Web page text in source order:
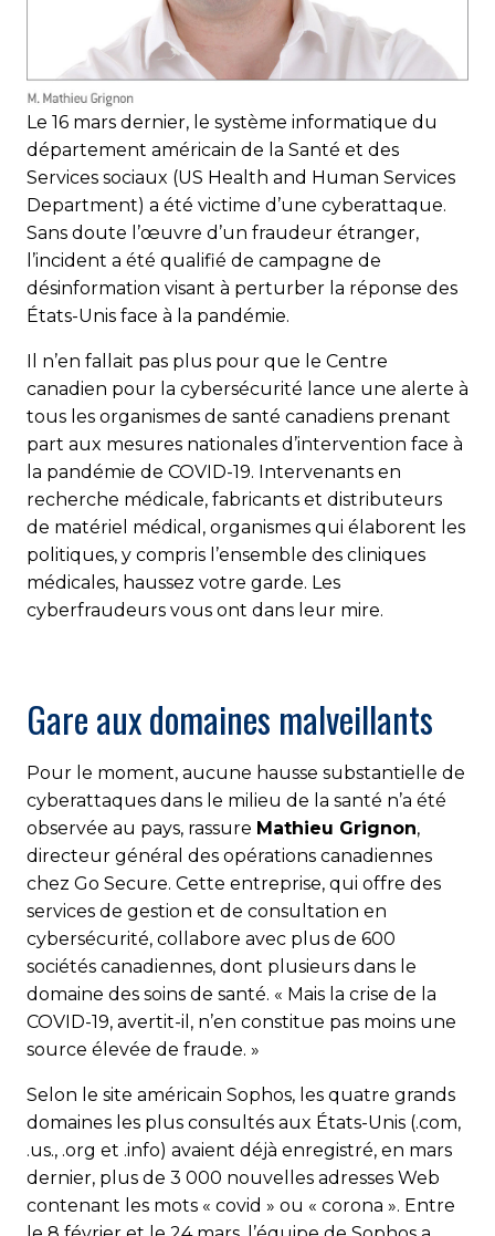
Le 16 mars dernier, le système informatique du
département américain de la Santé et des
Services sociaux (US Health and Human Services
Department) a été victime d’une cyberattaque.
Sans doute l’œuvre d’un fraudeur étranger,
l’incident a été qualifié de campagne de
désinformation visant à perturber la réponse des
États-Unis face à la pandémie.
Il n’en fallait pas plus pour que le Centre
canadien pour la cybersécurité lance une alerte à
tous les organismes de santé canadiens prenant
part aux mesures nationales d’intervention face à
la pandémie de COVID-19. Intervenants en
recherche médicale, fabricants et distributeurs
de matériel médical, organismes qui élaborent les
politiques, y compris l’ensemble des cliniques
médicales, haussez votre garde. Les
cyberfraudeurs vous ont dans leur mire.
Gare aux domaines malveillants
Pour le moment, aucune hausse substantielle de
cyberatta­ques dans le milieu de la santé n’a été
observée au pays, rassure Mathieu Grignon,
directeur général des opérations canadiennes
chez Go Secure. Cette entreprise, qui offre des
services de gestion et de consultation en
cybersécurité, collabore avec plus de 600
sociétés canadiennes, dont plusieurs dans le
domaine des soins de santé. « Mais la crise de la
COVID-19, avertit-il, n’en constitue pas moins une
source élevée de fraude. »
Selon le site américain Sophos, les quatre grands
domaines les plus consultés aux États-Unis (.com,
.us., .org et .info) avaient déjà enregistré, en mars
dernier, plus de 3 000 nouvelles adresses Web
contenant les mots « covid » ou « corona ». Entre